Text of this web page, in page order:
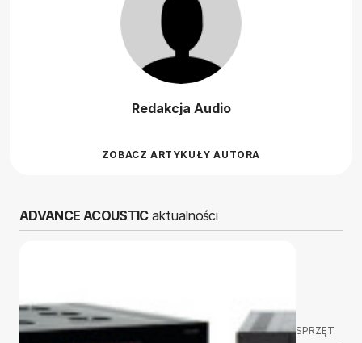
Redakcja Audio
ZOBACZ ARTYKUŁY AUTORA
ADVANCE ACOUSTICaktualności
SPRZĘT